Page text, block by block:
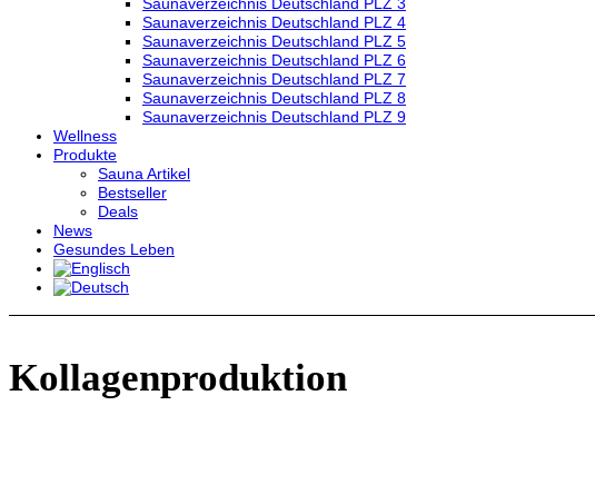
Saunaverzeichnis Deutschland PLZ 4
Saunaverzeichnis Deutschland PLZ 5
Saunaverzeichnis Deutschland PLZ 6
Saunaverzeichnis Deutschland PLZ 7
Saunaverzeichnis Deutschland PLZ 8
Saunaverzeichnis Deutschland PLZ 9
Wellness
Produkte
Sauna Artikel
Bestseller
Deals
News
Gesundes Leben
Kollagenproduktion